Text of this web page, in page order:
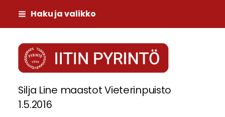
Siirry
sivun
sisältöön
Haku ja valikko
Iitin Pyrintö
Silja Line maastot Vieterinpuisto
1.5.2016